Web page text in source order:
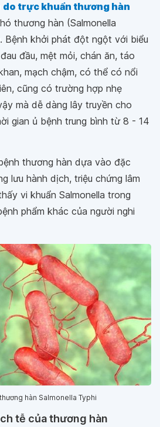
do trực khuẩn thương hàn
thương hàn (Salmonella
Bệnh khởi phát đột ngột với biểu
đầu, mệt mỏi, chán ăn, táo
mạch chậm, có thể có nổi
cũng có trường hợp nhẹ
mà dễ dàng lây truyền cho
gian ủ bệnh trung bình từ 8 - 14
thương hàn dựa vào đặc
lưu hành dịch, triệu chứng lâm
vi khuẩn Salmonella trong
phẩm khác của người nghi
hàn Salmonella Typhi
tễ của thương hàn